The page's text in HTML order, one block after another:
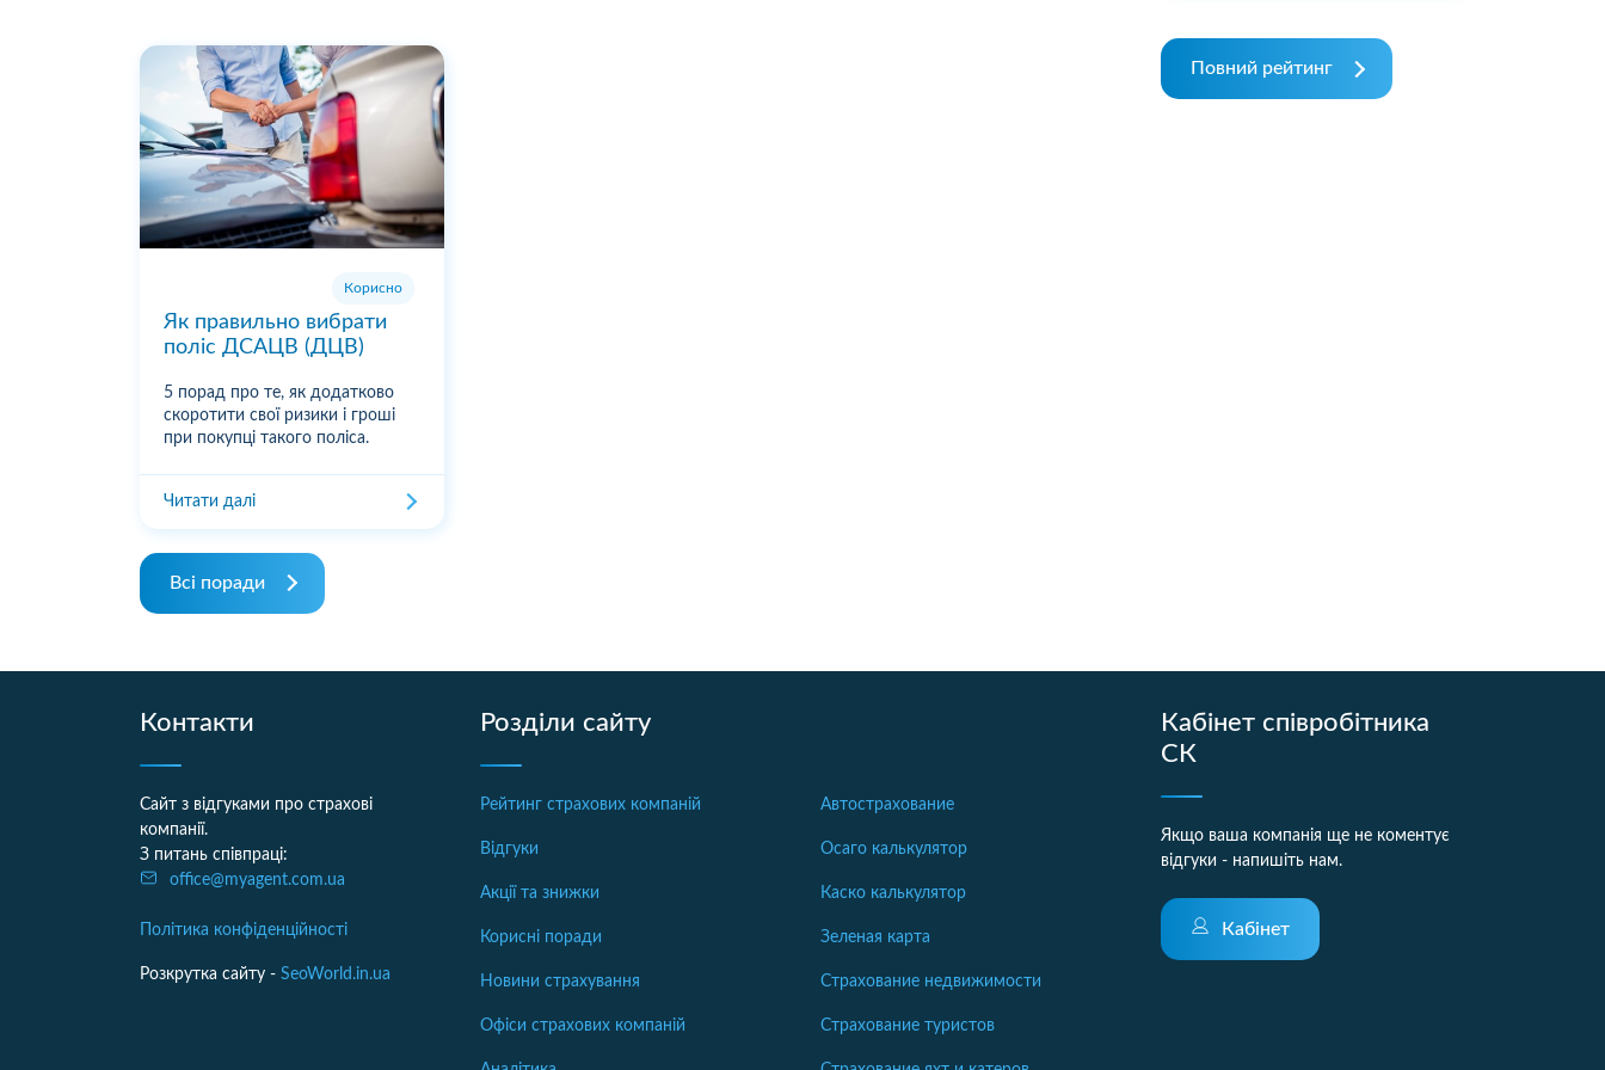
Корисно
Як правильно вибрати
поліс ДСАЦВ (ДЦВ)
5 порад про те, як додатково
скоротити свої ризики і гроші
при покупці такого поліса.
Читати далі
Всі поради
Повний рейтинг
Контакти
Сайт з відгуками про страхові
компанії.
З питань співпраці:
office@myagent.com.ua
Політика конфіденційності
Розкрутка сайту - SeoWorld.in.ua
Розділи сайту
Рейтинг страхових компаній
Відгуки
Акції та знижки
Корисні поради
Новини страхування
Офіси страхових компаній
Автострахование
Осаго калькулятор
Каско калькулятор
Зеленая карта
Страхование недвижимости
Страхование туристов
Кабінет співробітника
СК
Якщо ваша компанія ще не коментує
відгуки - напишіть нам.
Кабінет